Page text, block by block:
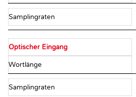
Samplingraten
Optischer Eingang
Wortlänge
Samplingraten